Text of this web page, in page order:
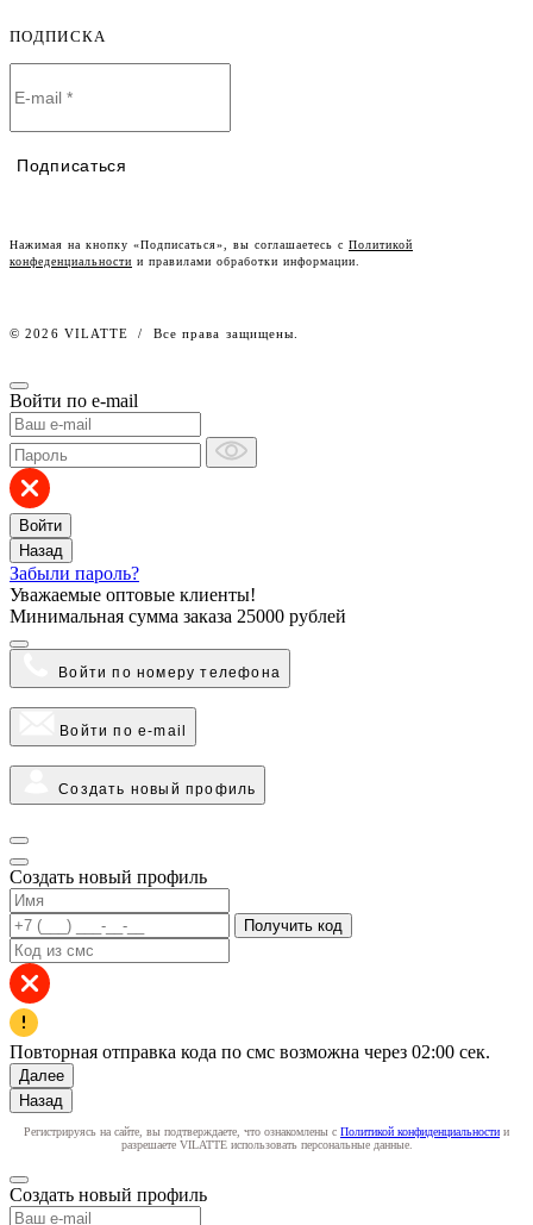
Оплата и доставка
Договор-оферта
Условия сотрудничества
Lookbook
Работа в компании
ПОДПИСКА
Подписаться
Нажимая на кнопку «Подписаться», вы соглашаетесь с Политикой
конфеденциальности и правилами обработки информации.
© 2026 VILATTE / Все права защищены.
Войти по e-mail
Войти
Назад
Забыли пароль?
Уважаемые оптовые клиенты!
Минимальная сумма заказа 25000 рублей
Войти по номеру телефона
Войти по e-mail
Создать новый профиль
Создать новый профиль
Получить код
Повторная отправка кода по смс возможна через 02:00 сек.
Далее
Назад
Регистрируясь на сайте, вы подтверждаете, что ознакомлены с Политикой конфиденциальности и
разрешаете VILATTE использовать персональные данные.
Создать новый профиль